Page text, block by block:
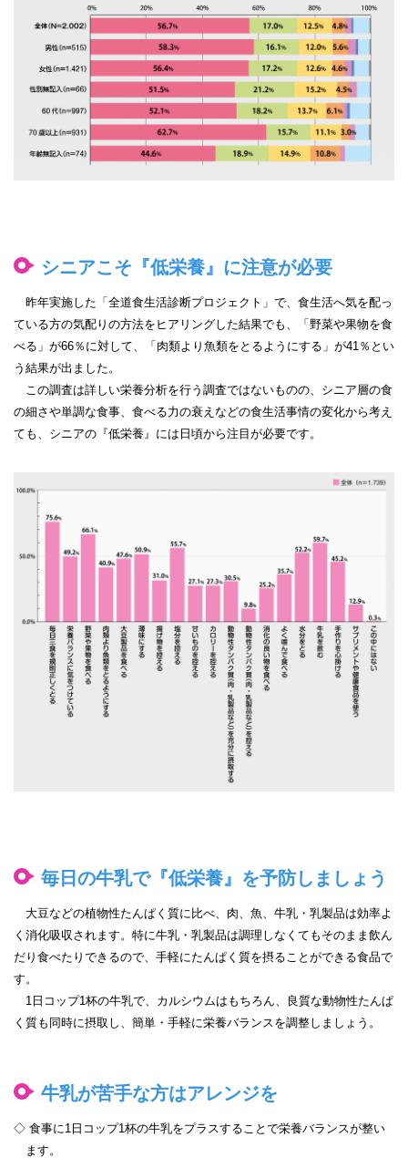
シニアこそ『低栄養』に注意が必要
昨年実施した「全道食生活診断プロジェクト」で、食生活へ気を配っ
ている方の気配りの方法をヒアリングした結果でも、「野菜や果物を食
べる」が66％に対して、「肉類より魚類をとるようにする」が41％とい
う結果が出ました。
この調査は詳しい栄養分析を行う調査ではないものの、シニア層の食
の細さや単調な食事、食べる力の衰えなどの食生活事情の変化から考え
ても、シニアの『低栄養』には日頃から注目が必要です。
毎日の牛乳で『低栄養』を予防しましょう
大豆などの植物性たんぱく質に比べ、肉、魚、牛乳・乳製品は効率よ
く消化吸収されます。特に牛乳・乳製品は調理しなくてもそのまま飲ん
だり食べたりできるので、手軽にたんぱく質を摂ることができる食品で
す。
1日コップ1杯の牛乳で、カルシウムはもちろん、良質な動物性たんぱ
く質も同時に摂取し、簡単・手軽に栄養バランスを調整しましょう。
牛乳が苦手な方はアレンジを
◇ 食事に1日コップ1杯の牛乳をプラスすることで栄養バランスが整い
ます。